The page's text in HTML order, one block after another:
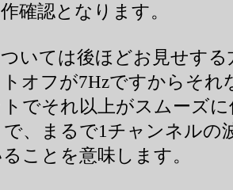
確認となります。
いては後ほどお見せす
オフが7Hzですからそ
でそれ以上がスムーズ
、まるで1チャンネル
ことを意味します。